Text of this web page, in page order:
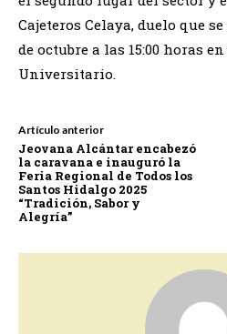
Cajeteros Celaya, duelo que
de octubre a las 15:00 horas
Universitario.
Artículo anterior
Jeovana Alcántar encabezó
la caravana e inauguró la
Feria Regional de Todos los
Santos Hidalgo 2025
“Tradición, Sabor y
Alegría”